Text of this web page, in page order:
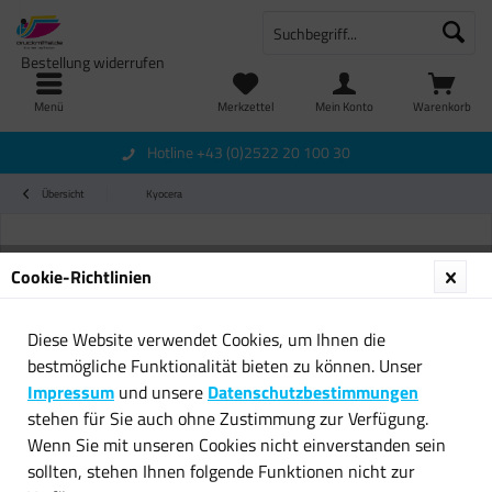
Menü Warenkorb
Merkzettel
Bestellung widerrufen
Mein Konto
Hotline +43 (0)2522 20 100 30
Übersicht Kyocera
Cookie-Richtlinien
Diese Website verwendet Cookies, um Ihnen die
bestmögliche Funktionalität bieten zu können. Unser
Impressum und unsere Datenschutzbestimmungen
stehen für Sie auch ohne Zustimmung zur Verfügung.
Wenn Sie mit unseren Cookies nicht einverstanden sein
sollten, stehen Ihnen folgende Funktionen nicht zur